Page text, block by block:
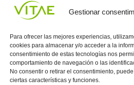
Gestionar
Para ofrecer las mejores experiencias,
cookies para almacenar y/o acceder a la
consentimiento de estas tecnologías nos
comportamiento de navegación o las
No consentir o retirar el consentimiento,
ciertas características y funciones.
UNIRME
Conocenos
Vitae
Política
de